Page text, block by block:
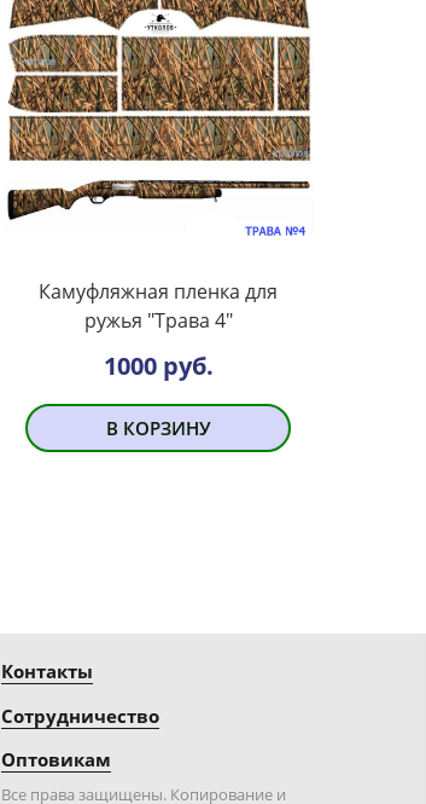
Камуфляжная пленка для
ружья "Трава 4"
1000 руб.
В КОРЗИНУ
Контакты
Сотрудничество
Оптовикам
Все права защищены. Копирование и